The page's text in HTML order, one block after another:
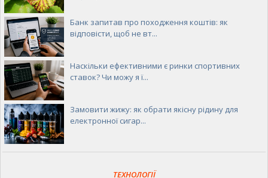
Банк запитав про походження коштів: як
відповісти, щоб не вт...
Наскільки ефективними є ринки спортивних
ставок? Чи можу я ї...
Замовити жижу: як обрати якісну рідину для
електронної сигар...
ТЕХНОЛОГІЇ